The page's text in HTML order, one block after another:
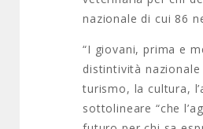
nazionale di cui 86
“I giovani, prima e
distintività
turismo, la cultura,
sottolineare “che